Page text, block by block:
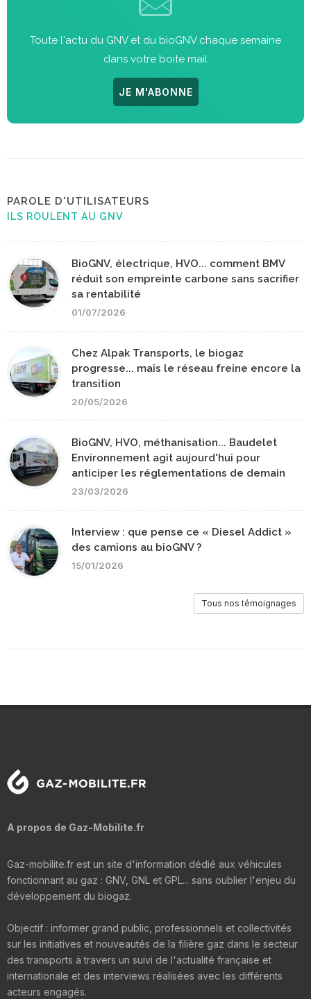
Toute l'actu du GNV et du bioGNV chaque semaine
dans votre boite mail
JE M'ABONNE
PAROLE D'UTILISATEURS
ILS ROULENT AU GNV
BioGNV, électrique, HVO... comment BMV
réduit son empreinte carbone sans sacrifier
sa rentabilité
01/07/2026
Chez Alpak Transports, le biogaz
progresse... mais le réseau freine encore la
transition
20/05/2026
BioGNV, HVO, méthanisation... Baudelet
Environnement agit aujourd'hui pour
anticiper les réglementations de demain
23/03/2026
Interview : que pense ce « Diesel Addict »
des camions au bioGNV ?
15/01/2026
Tous nos témoignages
A propos de Gaz-Mobilite.fr
Gaz-mobilite.fr est un site d'information dédié aux véhicules
fonctionnant au gaz : GNV, GNL et GPL... sans oublier l'enjeu du
développement du biogaz.
Objectif : informer grand public, professionnels et collectivités
sur les initiatives et nouveautés de la filière gaz dans le secteur
des transports à travers un suivi de l'actualité française et
internationale et des interviews réalisées avec les différents
acteurs engagés.